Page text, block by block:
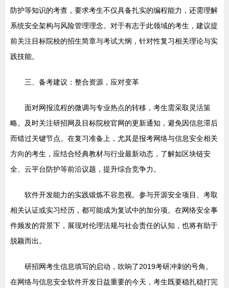
防护等知识的考查，要求考生不仅具备扎实的编程能力，还需理解
系统安全架构与风险管理理念。对于有志于此领域的考生，建议提
前关注目标院校的招生简章与考试大纲，针对性复习相关理论与实
践技能。
三、备考建议：整合资源，应对变革
面对网报流程的微调与专业热点的转移，考生需采取灵活策
略。及时关注研招网及目标院校官网的更新通知，避免因信息滞后
而错过关键节点。在复习准备上，尤其是报考网络与信息安全相关
方向的考生，应结合经典教材与行业最新动态，了解如区块链安
全、云平台防护等前沿议题，提升综合竞争力。
软件开发能力的实践锻炼不容忽视。参与开源安全项目、考取
相关认证或实习经历，都可能成为复试中的加分项。在网络安全事
件频发的背景下，展现对伦理法规与社会责任的认知，也将有助于
脱颖而出。
研招网考生信息填写的启动，吹响了2019考研冲刺的号角。
在网络与信息安全软件开发日益重要的今天，考生既要稳扎稳打完